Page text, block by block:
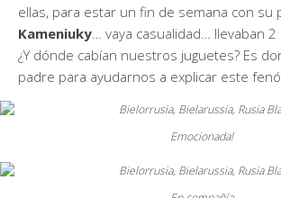
ellas, para estar un fin de semana con su
Kameniuky… vaya casualidad… llevaban
¿Y dónde cabían nuestros juguetes? Es
padre para ayudarnos a explicar este
Emocionada!